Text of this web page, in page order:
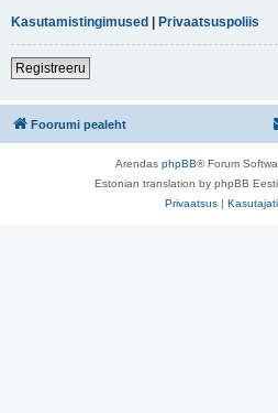
Kasutamistingimused | Privaatsuspoliis
Registreeru
Foorumi pealeht
Arendas phpBB® Forum
Estonian translation by phpBB
Privaatsus |